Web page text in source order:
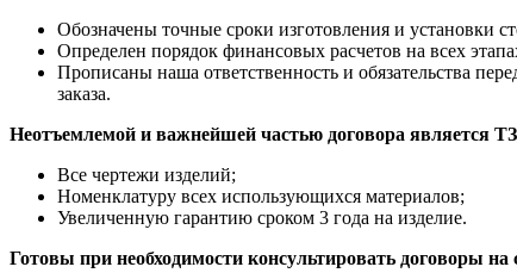
Обозначены точные сроки изготовления и установки
Определен порядок финансовых расчетов на всех
Прописаны наша ответственность и обязательства
заказа.
Неотъемлемой и важнейшей частью договора является
Все чертежи изделий;
Номенклатуру всех использующихся материалов;
Увеличенную гарантию сроком 3 года на изделие.
Готовы при необходимости консультировать договоры